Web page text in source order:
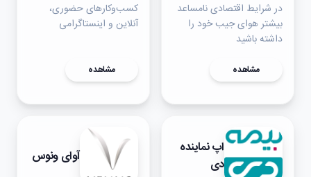
در شرایط اقتصادی نامساعد
بیشتر هوای جیب خود را
داشته باشید
مشاهده
کسب‌وکارهای حضوری،
آنلاین و اینستاگرامی
مشاهده
اپ نماینده
دی
آوای ونوس